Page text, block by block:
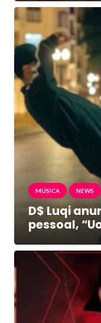
MÚSICA NEWS
D$ Luqi
pessoal,